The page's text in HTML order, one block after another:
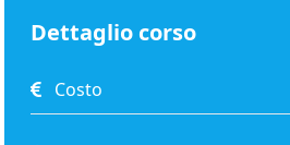
Dettaglio corso
Costo